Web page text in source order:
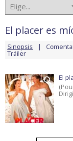
El placer es
Sinopsis
Tráiler
El